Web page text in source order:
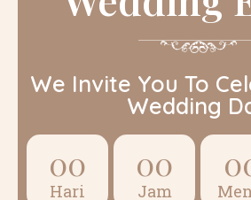
We Invite You To
Wedding
00
Hari
00
Jam